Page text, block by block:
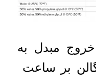
مبدل به
× 1×8.33 ×گالن بر ساعت